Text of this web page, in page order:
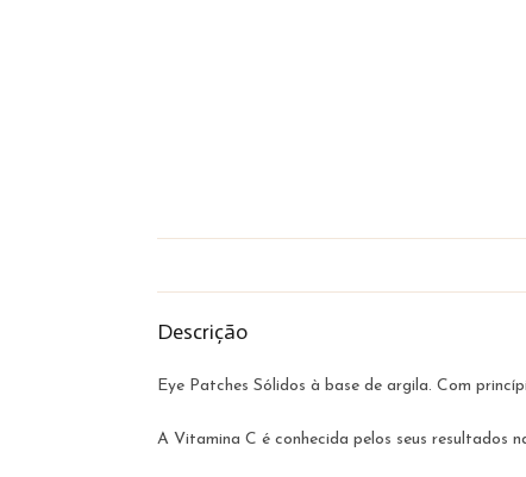
Descrição
Eye Patches Sólidos à base de argila. Com
A Vitamina C é conhecida pelos seus resultados